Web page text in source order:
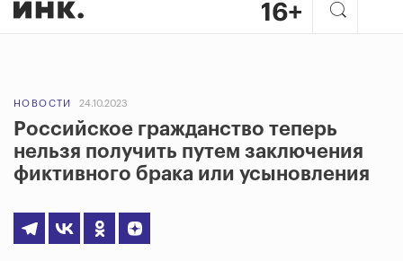
НОВОСТИ 24.10.2023
Российское гражданство теперь
нельзя получить путем заключения
фиктивного брака или усыновления